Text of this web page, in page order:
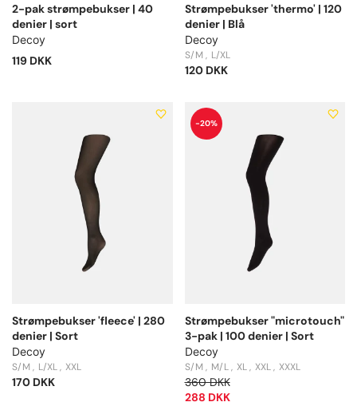
2-pak strømpebukser | 40
denier | sort
Decoy
119 DKK
Strømpebukser 'thermo' | 120
denier | Blå
Decoy
S/M L/XL
120 DKK
Strømpebukser 'fleece' | 280
denier | Sort
Decoy
S/M L/XL XXL
170 DKK
-20%
Strømpebukser "microtouch"
3-pak | 100 denier | Sort
Decoy
S/M M/L XL XXL XXXL
360 DKK
288 DKK